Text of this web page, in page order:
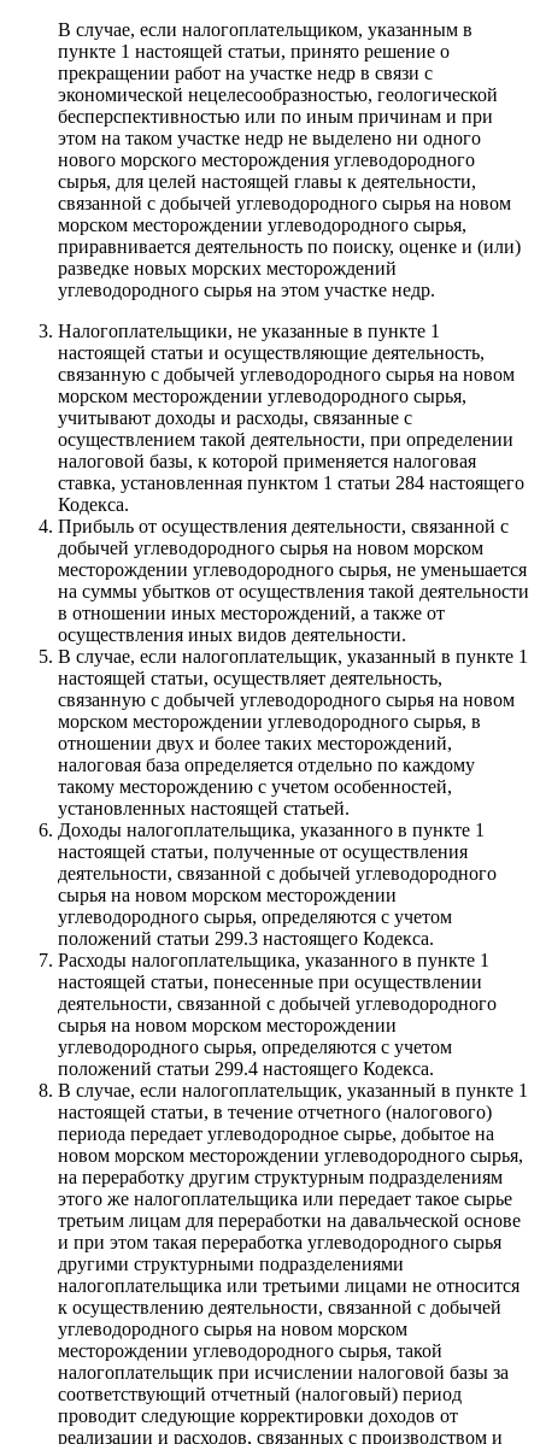
В случае, если налогоплательщиком, указанным в
пункте 1 настоящей статьи, принято решение о
прекращении работ на участке недр в связи с
экономической нецелесообразностью, геологической
бесперспективностью или по иным причинам и при
этом на таком участке недр не выделено ни одного
нового морского месторождения углеводородного
сырья, для целей настоящей главы к деятельности,
связанной с добычей углеводородного сырья на новом
морском месторождении углеводородного сырья,
приравнивается деятельность по поиску, оценке и (или)
разведке новых морских месторождений
углеводородного сырья на этом участке недр.
Налогоплательщики, не указанные в пункте 1
настоящей статьи и осуществляющие деятельность,
связанную с добычей углеводородного сырья на новом
морском месторождении углеводородного сырья,
учитывают доходы и расходы, связанные с
осуществлением такой деятельности, при определении
налоговой базы, к которой применяется налоговая
ставка, установленная пунктом 1 статьи 284 настоящего
Кодекса.
Прибыль от осуществления деятельности, связанной с
добычей углеводородного сырья на новом морском
месторождении углеводородного сырья, не уменьшается
на суммы убытков от осуществления такой деятельности
в отношении иных месторождений, а также от
осуществления иных видов деятельности.
В случае, если налогоплательщик, указанный в пункте 1
настоящей статьи, осуществляет деятельность,
связанную с добычей углеводородного сырья на новом
морском месторождении углеводородного сырья, в
отношении двух и более таких месторождений,
налоговая база определяется отдельно по каждому
такому месторождению с учетом особенностей,
установленных настоящей статьей.
Доходы налогоплательщика, указанного в пункте 1
настоящей статьи, полученные от осуществления
деятельности, связанной с добычей углеводородного
сырья на новом морском месторождении
углеводородного сырья, определяются с учетом
положений статьи 299.3 настоящего Кодекса.
Расходы налогоплательщика, указанного в пункте 1
настоящей статьи, понесенные при осуществлении
деятельности, связанной с добычей углеводородного
сырья на новом морском месторождении
углеводородного сырья, определяются с учетом
положений статьи 299.4 настоящего Кодекса.
В случае, если налогоплательщик, указанный в пункте 1
настоящей статьи, в течение отчетного (налогового)
периода передает углеводородное сырье, добытое на
новом морском месторождении углеводородного сырья,
на переработку другим структурным подразделениям
этого же налогоплательщика или передает такое сырье
третьим лицам для переработки на давальческой основе
и при этом такая переработка углеводородного сырья
другими структурными подразделениями
налогоплательщика или третьими лицами не относится
к осуществлению деятельности, связанной с добычей
углеводородного сырья на новом морском
месторождении углеводородного сырья, такой
налогоплательщик при исчислении налоговой базы за
соответствующий отчетный (налоговый) период
проводит следующие корректировки доходов от
реализации и расходов, связанных с производством и